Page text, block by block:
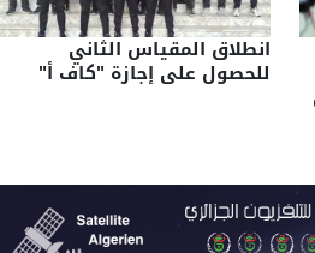
انطلاق المقياس الثاني
للحصول على إجازة "كاف أ"